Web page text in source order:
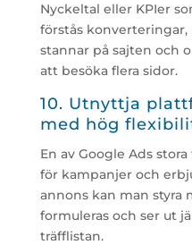
Nyckeltal eller KPIer
förstås
stannar på sajten och
att besöka flera sidor.
10. Utnyttja
med hög
En av Google Ads
för kampanjer och
annons kan man styra
formuleras och ser ut
träfflistan.